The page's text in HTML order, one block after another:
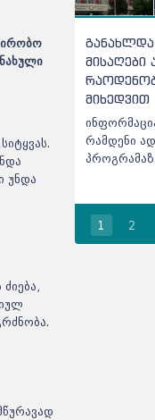
უნდა
1 2
- უნივერსიტეტებში
ადგილების
სპეციალობების
რომელ
აქვს ამა თუ